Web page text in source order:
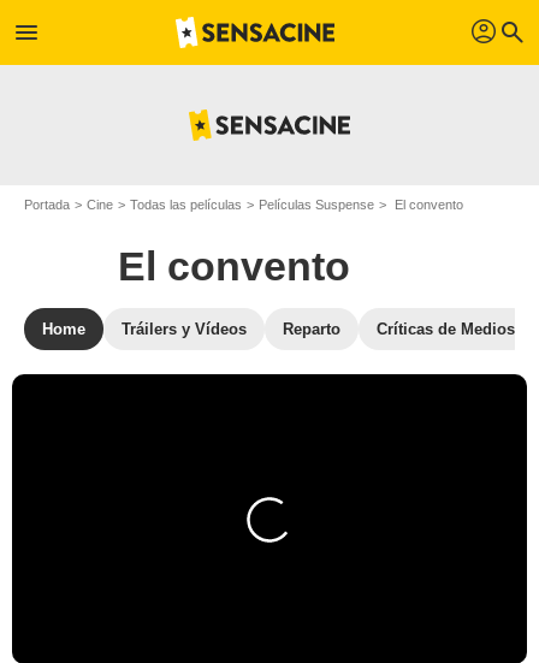
menu profil search
Portada Cine Todas las películas Películas Suspense El convento
El convento
Home Tráilers y Vídeos Reparto Críticas de Medios